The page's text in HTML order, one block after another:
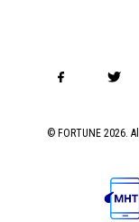
© FORTUNE 2026.